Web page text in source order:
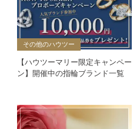
その他のハウツー
【ハウツーマリー限定キャンペー
ン】開催中の指輪ブランド一覧